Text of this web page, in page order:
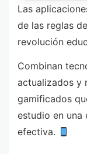
Las
de las reglas
revolución
Combinan
actualizados y
gamificados
estudio en una
efectiva.